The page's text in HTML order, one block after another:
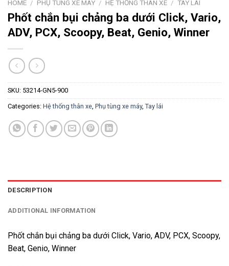
HOME / PHỤ TÙNG XE MÁY / HỆ THỐNG THÂN XE / TAY LÁI
Phốt chắn bụi chảng ba dưới Click, Vario,
ADV, PCX, Scoopy, Beat, Genio, Winner
SKU: 53214-GN5-900
Categories: Hệ thống thân xe Phụ tùng xe máy, Tay lái
DESCRIPTION
ADDITIONAL INFORMATION
Phốt chắn bụi chảng ba dưới Click, Vario, ADV, PCX, Scoopy,
Beat, Genio, Winner